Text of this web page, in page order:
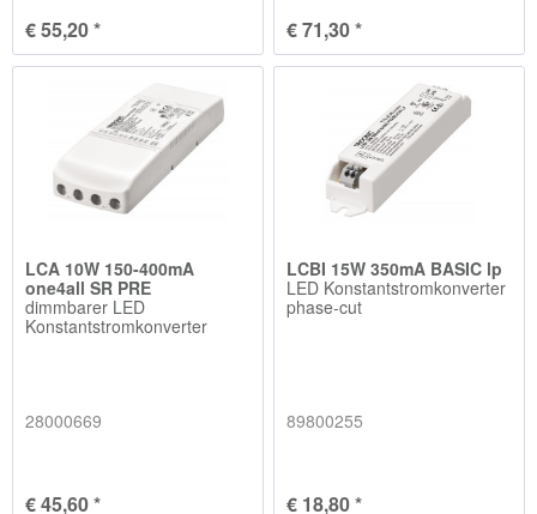
€ 55,20 * € 71,30 *
LCA 10W 150-400mA
one4all SR PRE
dimmbarer LED
Konstantstromkonverter
28000669
€ 45,60 *
LCBI 15W 350mA BASIC lp
LED Konstantstromkonverter
phase-cut
89800255
€ 18,80 *